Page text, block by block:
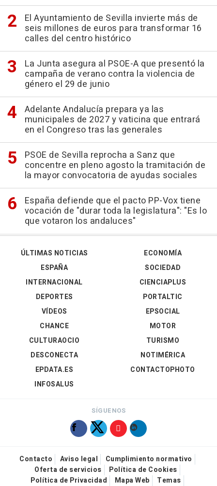
El Ayuntamiento de Sevilla invierte más de
seis millones de euros para transformar 16
calles del centro histórico
La Junta asegura al PSOE-A que presentó la
campaña de verano contra la violencia de
género el 29 de junio
Adelante Andalucía prepara ya las
municipales de 2027 y vaticina que entrará
en el Congreso tras las generales
PSOE de Sevilla reprocha a Sanz que
concentre en pleno agosto la tramitación de
la mayor convocatoria de ayudas sociales
España defiende que el pacto PP-Vox tiene
vocación de "durar toda la legislatura": "Es lo
que votaron los andaluces"
ÚLTIMAS NOTICIAS
ESPAÑA
INTERNACIONAL
DEPORTES
VÍDEOS
ECONOMÍA
SOCIEDAD
CIENCIAPLUS
PORTALTIC
EPSOCIAL
CHANCE
CULTURAOCIO
DESCONECTA
EPDATA.ES
INFOSALUS
MOTOR
TURISMO
NOTIMÉRICA
CONTACTOPHOTO
SÍGUENOS
Contacto Aviso legal
Cumplimiento normativo
Oferta de servicios
Política de Cookies
Política de Privacidad
Mapa Web Temas